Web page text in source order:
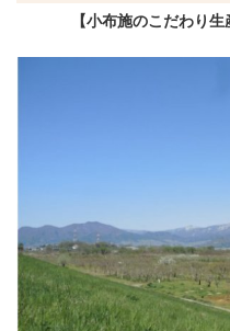
当店では、お届け後１～２日
※配送時期に応じて、ベスト
リンをお届けいたします。
お届け時期 ・ お届け品種
7月上旬〜中旬
【小布施のこだわり